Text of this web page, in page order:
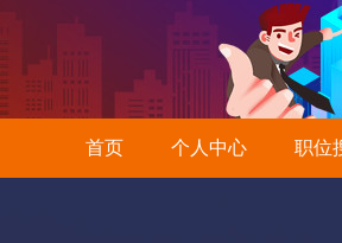
首页 个人中心 职位